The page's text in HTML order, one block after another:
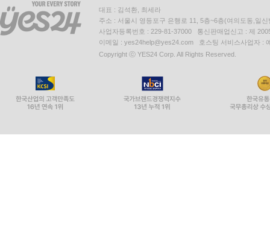
대표 : 김석환, 최세라
주소 : 서울시 영등포구 은행로 11, 5층~6층(여의도동,일신
사업자등록번호 : 229-81-37000 통신판매업신고 : 제
이메일 : yes24help@yes24.com 호스팅 서비스사업자 :
Copyright ⓒ YES24 Corp. All Rights Reserved.